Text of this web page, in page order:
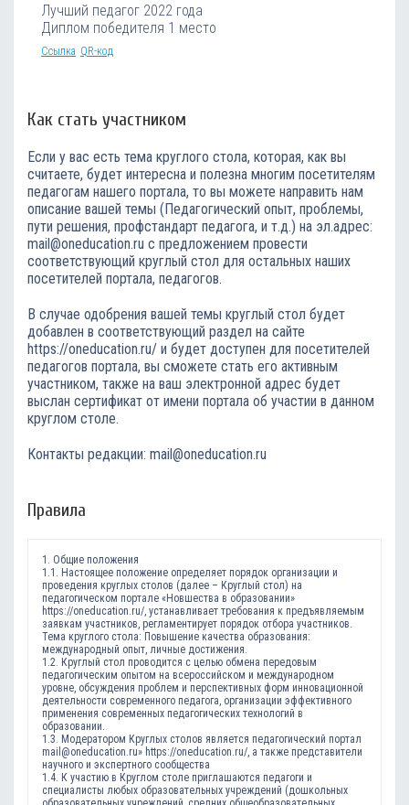
Лучший педагог 2022 года
Диплом победителя 1 место
Ссылка QR-код
Как стать участником
Если у вас есть тема круглого стола, которая, как вы
считаете, будет интересна и полезна многим посетителям
педагогам нашего портала, то вы можете направить нам
описание вашей темы (Педагогический опыт, проблемы,
пути решения, профстандарт педагога, и т.д.) на эл.адрес:
mail@oneducation.ru с предложением провести
соответствующий круглый стол для остальных наших
посетителей портала, педагогов.
В случае одобрения вашей темы круглый стол будет
добавлен в соответствующий раздел на сайте
https://oneducation.ru/ и будет доступен для посетителей
педагогов портала, вы сможете стать его активным
участником, также на ваш электронной адрес будет
выслан сертификат от имени портала об участии в данном
круглом столе.
Контакты редакции: mail@oneducation.ru
Правила
1. Общие положения
1.1. Настоящее положение определяет порядок организации и
проведения круглых столов (далее – Круглый стол) на
педагогическом портале «Новшества в образовании»
https://oneducation.ru/, устанавливает требования к предъявляемым
заявкам участников, регламентирует порядок отбора участников.
Тема круглого стола: Повышение качества образования:
международный опыт, личные достижения.
1.2. Круглый стол проводится с целью обмена передовым
педагогическим опытом на всероссийском и международном
уровне, обсуждения проблем и перспективных форм инновационной
деятельности современного педагога, организации эффективного
применения современных педагогических технологий в
образовании.
1.3. Модератором Круглых столов является педагогический портал
mail@oneducation.ru» https://oneducation.ru/, а также представители
научного и экспертного сообщества
1.4. К участию в Круглом столе приглашаются педагоги и
специалисты любых образовательных учреждений (дошкольных